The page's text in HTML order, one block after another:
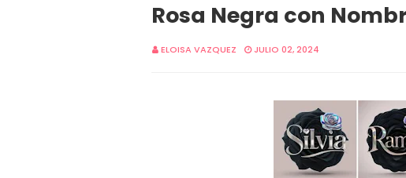
Rosa Negra con
ELOISA VAZQUEZ JULIO 02, 2024